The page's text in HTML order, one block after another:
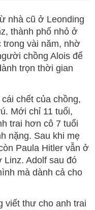
nhà cũ ở Leonding
thành phố nhỏ ở
trong vài năm, nhờ
chồng Alois để
trọn thời gian
chết của chồng,
Mới chỉ 11 tuổi,
trai hơn cô 7 tuổi
nặng. Sau khi mẹ
Paula Hitler vẫn ở
Linz. Adolf sau đó
mà dành cả cho
viết thư cho anh trai